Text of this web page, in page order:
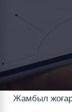
Жамбыл